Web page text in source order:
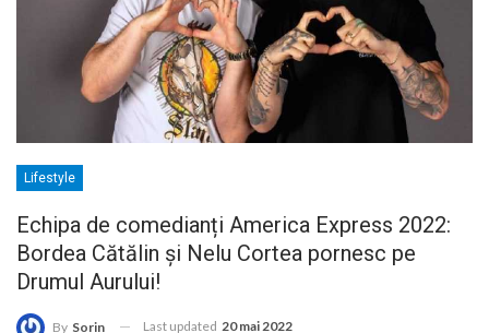
Lifestyle
Echipa de comedianți America Express 2022:
Bordea Cătălin și Nelu Cortea pornesc pe
Drumul Aurului!
By Sorin Last updated 20 mai 2022